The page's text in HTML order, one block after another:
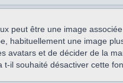
peut être une image
habituellement une image
avatars et de décider de la
il souhaité désactiver cette